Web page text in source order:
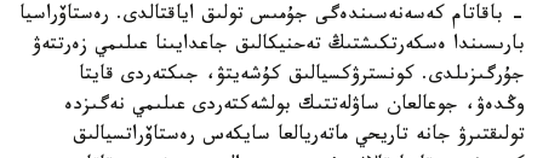
- باقاتام كەسەنەسىندەگى جۇمىس تولىق اياقتالدى. رەستاۆراسيا
بارىسىندا ەسكەرتكىشتىڭ تەحنيكالىق جاعدايىنا عىلىمي زەرتتەۋ
جۇرگىزىلدى. كونسترۋكسيالىق كۇشەيتۋ، جىكتەردى قايتا
وڭدەۋ، جوعالعان ساۋلەتتىك بولشەكتەردى عىلىمي نەگىزدە
تولىقتىرۋ جانە تاريحي ماتەريالعا سايكەس رەستاۆراتسيالىق